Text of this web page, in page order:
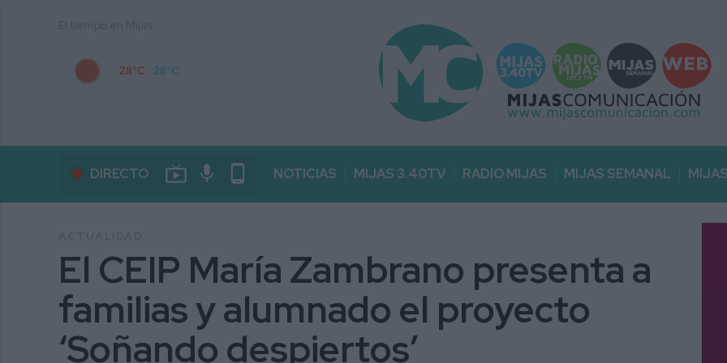
28°C 28°C
DIRECTO live_tv mic phone_android NOTICIAS MIJAS 3.40TV RADIO MIJAS MIJAS SEMANAL
El CEIP María Zambrano presenta a
familias y alumnado el proyecto
‘Soñando despiertos’